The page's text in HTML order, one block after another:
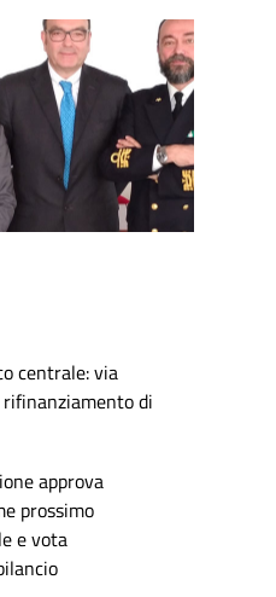
centrale: via
rifinanziamento di
approva
prossimo
e vota